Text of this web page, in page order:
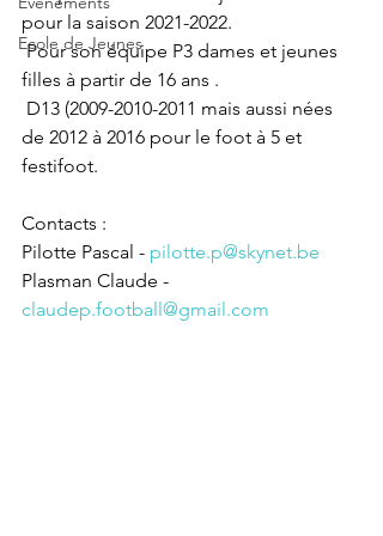
Ecole de Jeunes
pour la saison 2021-2022.
Pour son équipe P3 dames et jeunes
filles à partir de 16 ans .
de 2012 à 2016 pour le foot à 5 et
festifoot.
Contacts :
Pilotte Pascal - pilotte.p@skynet.be
Plasman Claude -
claudep.football@gmail.com